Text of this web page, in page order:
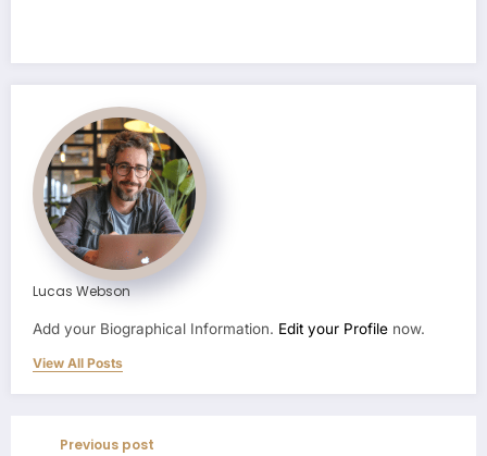
Lucas Webson
Add your Biographical Information. Edit your Profile now.
View All Posts
Previous post